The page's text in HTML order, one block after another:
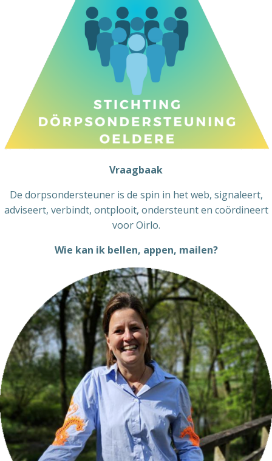
Vraagbaak
De dorpsondersteuner is de spin in het web, signaleert,
adviseert, verbindt, ontplooit, ondersteunt en coördineert
voor Oirlo.
Wie kan ik bellen, appen, mailen?